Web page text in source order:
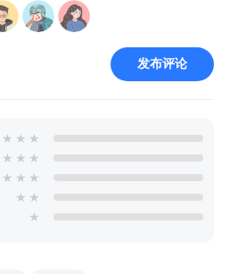
发布评论
★ ★ ★
★ ★ ★
★ ★ ★
★ ★
★